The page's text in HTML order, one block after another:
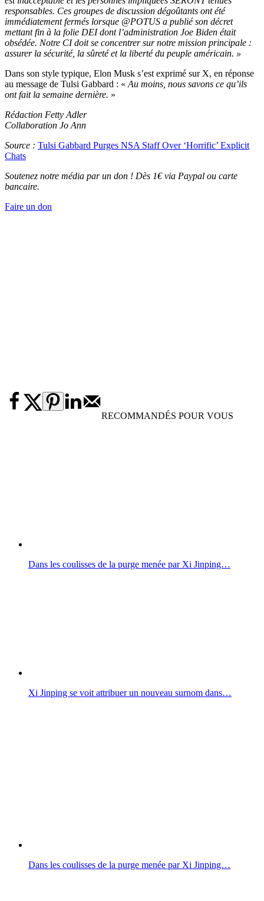
responsables. Ces groupes de discussion dégoûtants ont été
immédiatement fermés lorsque @POTUS a publié son décret
mettant fin à la folie DEI dont l’administration Joe Biden était
obsédée. Notre CI doit se concentrer sur notre mission principale :
assurer la sécurité, la sûreté et la liberté du peuple américain. »
Dans son style typique, Elon Musk s’est exprimé sur X, en réponse
au message de Tulsi Gabbard : « Au moins, nous savons ce qu’ils
ont fait la semaine dernière. »
Rédaction Fetty Adler
Collaboration Jo Ann
Source : Tulsi Gabbard Purges NSA Staff Over ‘Horrific’ Explicit
Chats
Soutenez notre média par un don ! Dès 1€ via Paypal ou carte
bancaire.
Faire un don
RECOMMANDÉS POUR VOUS
Dans les coulisses de la purge menée par Xi Jinping…
Xi Jinping se voit attribuer un nouveau surnom dans…
Dans les coulisses de la purge menée par Xi Jinping…